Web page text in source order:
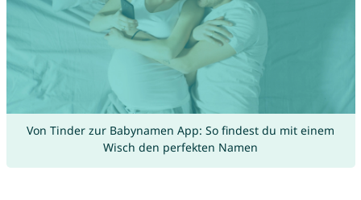
Von Tinder zur Babynamen App: So findest du mit einem
Wisch den perfekten Namen